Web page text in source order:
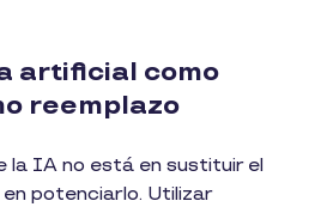
artificial como
reemplazo
la IA no está en sustituir el
potenciarlo. Utilizar